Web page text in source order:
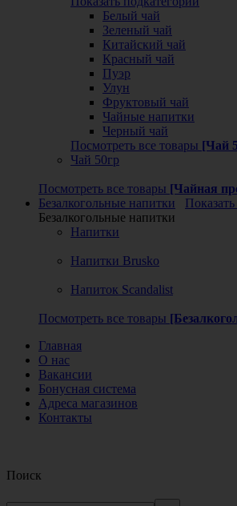
Белый чай
Зеленый чай
Китайский чай
Красный чай
Пуэр
Улун
Фруктовый чай
Чайные напитки
Черный чай
Посмотреть все товары [Чай
Чай 50гр
Посмотреть все товары [Чайная
Безалкогольные напитки
Безалкогольные напитки
Напитки
Напитки Brusko
Напиток Scandalist
Посмотреть все товары
Главная
О нас
Вакансии
Бонусная система
Адреса магазинов
Контакты
Поиск